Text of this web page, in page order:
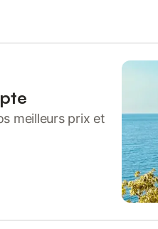
meilleurs prix et